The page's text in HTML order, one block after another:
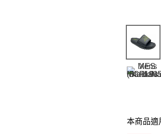
本商品適